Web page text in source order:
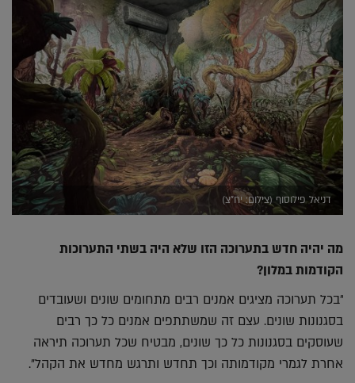
דניאל פילוסוף (צילום: יח"צ)
מה יהיה חדש בתערוכה הזו שלא היה בשתי התערוכות
הקודמות במלון?
"בכל תערוכה מציגים אמנים רבים מתחומים שונים ושעובדים
בסגנונות שונים. עצם זה שמשתתפים אמנים כל כך רבים
שעוסקים בסגנונות כל כך שונים, מבטיח שכל תערוכה תיראה
אחרת לגמרי מקודמותה וכך תחדש ותרגש מחדש את הקהל".